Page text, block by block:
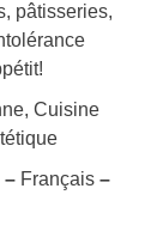
pâtisseries,
Cuisine
– Français –